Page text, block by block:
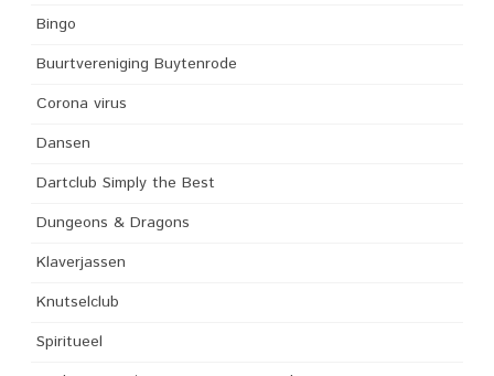
Bingo
Buurtvereniging Buytenrode
Corona virus
Dansen
Dartclub Simply the Best
Dungeons & Dragons
Klaverjassen
Knutselclub
Spiritueel